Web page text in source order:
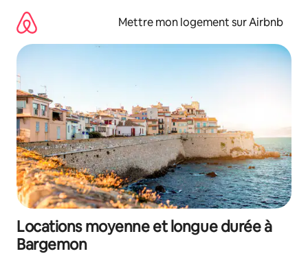
directement
contenu
Mettre mon logement sur Airbnb
Locations moyenne et longue durée à
Bargemon